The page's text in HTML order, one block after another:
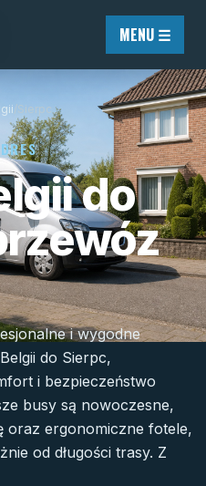
MENU ☰
/Sierpc
do
i wygodne
do Sierpc,
i bezpieczeństwo
busy są nowoczesne,
oraz ergonomiczne fotele,
od długości trasy. Z